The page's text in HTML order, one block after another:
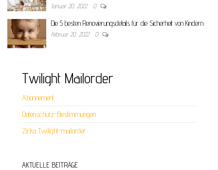
Januar 20, 2022 0
Die 5 besten Renovierungsdetails für die Sicherheit von Kindern
Februar 20, 2022 0
Twilight Mailorder
Abonnement
Datenschutz-Bestimmungen
Zirka Twilight-mailorder
AKTUELLE BEITRÄGE